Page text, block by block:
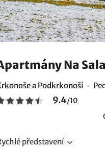
Na
a Podkrkonoší
9.4/10
představení